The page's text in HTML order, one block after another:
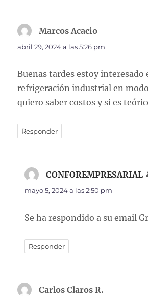
Marcos Acacio
abril 29, 2024 a las 5:26 pm
Buenas tardes estoy interesado
refrigeración industrial en
quiero saber costos y si es
Responder
CONFOREMPRESARIAL
mayo 5, 2024 a las 2:50 pm
Se ha respondido a su email
Responder
Carlos Claros R.